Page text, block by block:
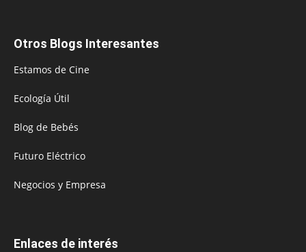
Otros Blogs Interesantes
Estamos de Cine
Ecología Útil
Blog de Bebés
Futuro Eléctrico
Negocios y Empresa
Enlaces de interés